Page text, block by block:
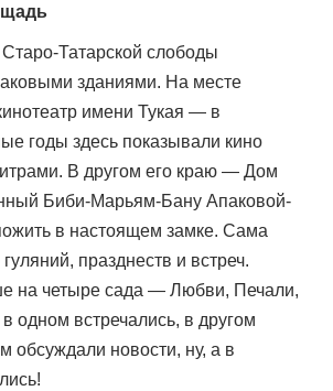
Татарской слободы
зданиями. На месте
имени Тукая — в
годы здесь показывали кино
В другом его краю — Дом
Биби-Марьям-Бану Апаковой-
в настоящем замке. Сама
празднеств и встреч.
на четыре сада — Любви, Печали,
одном встречались, в другом
обсуждали новости, ну, а в